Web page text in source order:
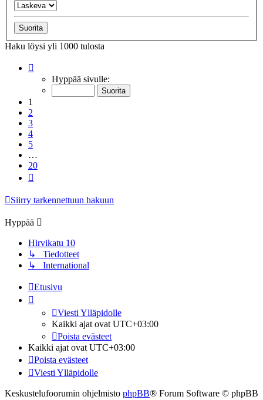
Haku löysi yli 1000 tulosta
20 Hyppää sivulle:
1
2
3
4
5
…
20
Siirry tarkennettuun hakuun
Hyppää
Hirvikatu 10
↳ Tiedotteet
↳ International
Etusivu
Viesti Ylläpidolle
Kaikki ajat ovatUTC+03:00
Poista evästeet
Kaikki ajat ovatUTC+03:00
Poista evästeet
Viesti Ylläpidolle
Keskustelufoorumin ohjelmisto phpBB® Forum Software © phpBB